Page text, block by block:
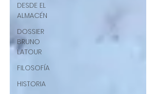
DESDE EL
ALMACÉN
DOSSIER
BRUNO
LATOUR
FILOSOFÍA
HISTORIA